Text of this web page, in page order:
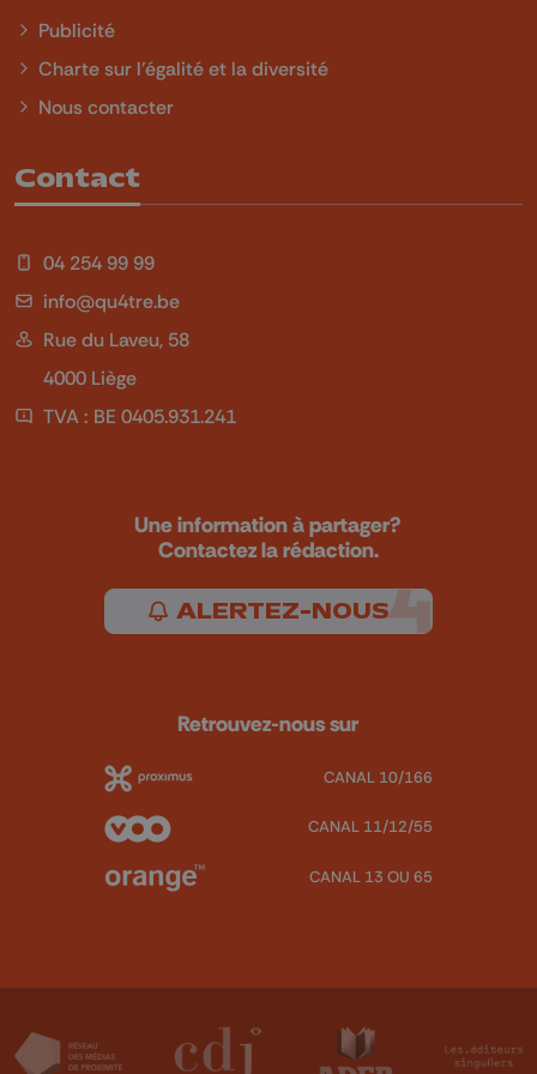
Publicité
Charte sur l'égalité et la diversité
Nous contacter
Contact
04 254 99 99
info@qu4tre.be
Rue du Laveu, 58
4000 Liège
TVA : BE 0405.931.241
Une information à partager?
Contactez la rédaction.
ALERTEZ-NOUS
Retrouvez-nous sur
CANAL 10/166
CANAL 11/12/55
CANAL 13 OU 65